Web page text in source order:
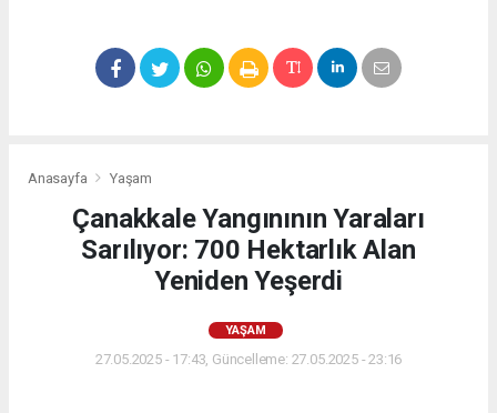
Anasayfa Yaşam
Çanakkale Yangınının Yaraları
Sarılıyor: 700 Hektarlık Alan
Yeniden Yeşerdi
YAŞAM
27.05.2025 - 17:43, Güncelleme: 27.05.2025 - 23:16